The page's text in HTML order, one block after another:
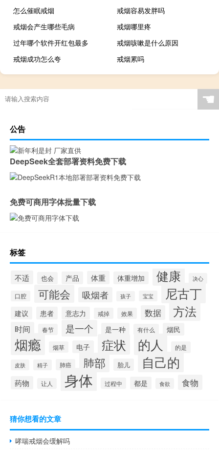
怎么催眠戒烟
戒烟容易发胖吗
戒烟会产生哪些毛病
戒烟哪里疼
过年哪个软件开红包最多
戒烟咳嗽是什么原因
戒烟成功怎么夸
戒烟累吗
☚
公告
DeepSeek全套部署资料免费下载
免费可商用字体批量下载
标签
不适 也会 产品 体重 体重增加 健康 决心
口腔 可能会 吸烟者 孩子 宝宝 尼古丁
建议 患者 意志力 戒掉 效果 数据 方法
时间 春节 是一个 是一种 有什么 烟民
烟瘾 烟草 电子 症状 的人 的是
皮肤 精子 肺癌 肺部 胎儿 自己的
药物 让人 身体 过程中 都是 食欲 食物
猜你想看的文章
哮喘戒烟会缓解吗